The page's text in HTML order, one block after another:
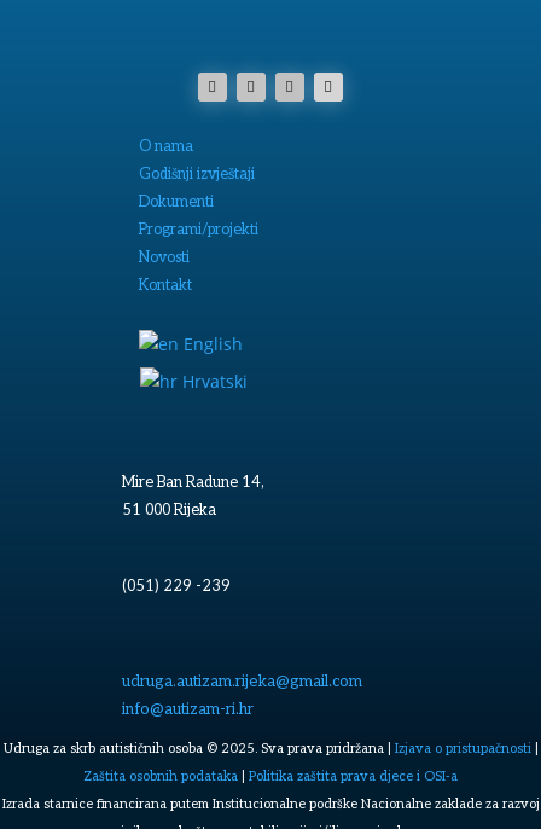
O nama
Godišnji izvještaji
Dokumenti
Programi/projekti
Novosti
Kontakt
English
Hrvatski
Mire Ban Radune 14,
51 000 Rijeka
(051) 229 -239
udruga.autizam.rijeka@gmail.com
info@autizam-ri.hr
Udruga za skrb autističnih osoba © 2025. Sva prava pridržana | Izjava o pristupačnosti|
Zaštita osobnih podataka
Politika zaštita prava djece i OSI-a
Izrada starnice financirana putem Institucionalne podrške Nacionalne zaklade za razvoj